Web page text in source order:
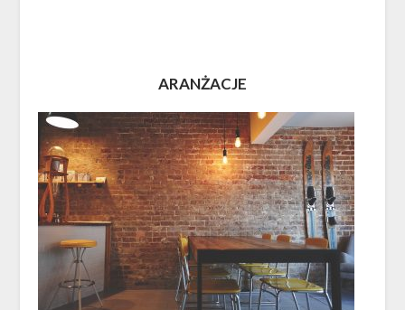
ARANŻACJE